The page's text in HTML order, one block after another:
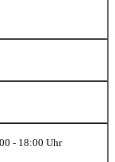
- 18:00 Uhr